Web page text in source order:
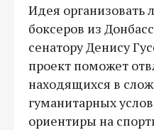
Идея
боксеров из
сенатору Денису
проект поможет
находящихся в
гуманитарных
ориентиры на